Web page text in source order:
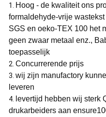
1.
Hoog - de kwaliteit ons
formaldehyde-vrije
SGS en oeko-TEX 100 het
geen zwaar metaal enz.,
toepasselijk
2. Concurrerende prijs
3. wij zijn manufactory
leveren
4.
levertijd hebben wij sterk
drukarbeiders aan